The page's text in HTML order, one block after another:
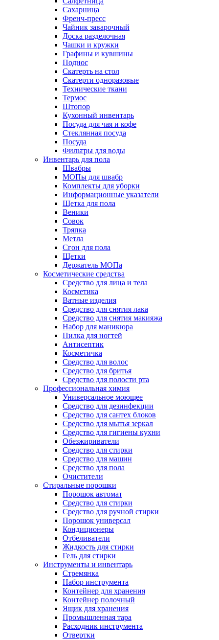
Сахарница
Френч-пресс
Чайник заварочный
Доска разделочная
Чашки и кружки
Графины и кувшины
Поднос
Скатерть на стол
Скатерти одноразовые
Технические ткани
Термос
Штопор
Кухонный инвентарь
Посуда для чая и кофе
Стеклянная посуда
Посуда
Фильтры для воды
Инвентарь для пола
Швабры
МОПы для швабр
Комплекты для уборки
Информационные указатели
Щетка для пола
Веники
Совок
Тряпка
Метла
Сгон для пола
Щетки
Держатель МОПа
Косметические средства
Средство для лица и тела
Косметика
Ватные изделия
Средство для снятия лака
Средство для снятия макияжа
Набор для маникюра
Пилка для ногтей
Антисептик
Косметичка
Средство для волос
Средство для бритья
Средство для полости рта
Профессиональная химия
Универсальное моющее
Средство для дезинфекции
Средство для сантех блоков
Средство для мытья зеркал
Средство для гигиены кухни
Обезжириватели
Средство для стирки
Средство для машин
Средство для пола
Очистители
Стиральные порошки
Порошок автомат
Средство для стирки
Средство для ручной стирки
Порошок универсал
Кондиционеры
Отбеливатели
Жидкость для стирки
Гель для стирки
Инструменты и инвентарь
Стремянка
Набор инструмента
Контейнер для хранения
Контейнер полочный
Ящик для хранения
Промышленная тара
Расходник инструмента
Отвертки